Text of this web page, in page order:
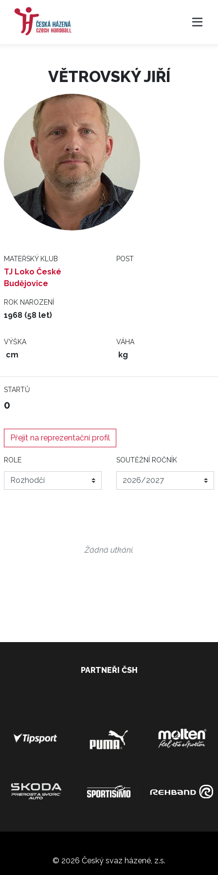
VĚTROVSKÝ JIŘÍ
MATEŘSKÝ KLUB
TJ Loko České
Budějovice
POST
ROK NAROZENÍ
1968 (58 let)
VÝŠKA
cm
VÁHA
kg
STARTŮ
0
Přejít na reprezentační profil
ROLE SOUTĚŽNÍ ROČNÍK
Žádná utkání.
PARTNEŘI ČSH
© 2026 Český svaz házené, z.s.